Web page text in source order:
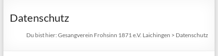
Datenschutz
Du bist hier:Gesangverein Frohsinn 1871 e.V. Laichingen > Datenschutz